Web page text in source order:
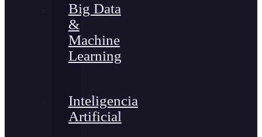
Big Data
&
Machine
Learning
Inteligencia
Artificial